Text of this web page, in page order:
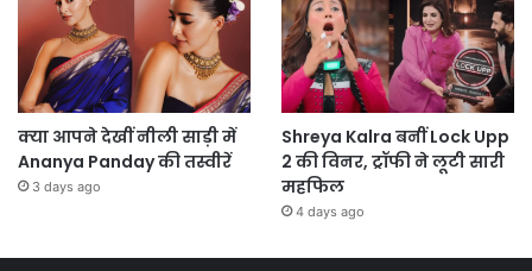
क्या आपने देखीं नीली साड़ी में
Ananya Panday की तस्वीरें
3 days ago
Shreya Kalra बनीं Lock Upp
2 की विनर, ट्रॉफी ने लूटी सारी
महफिल
4 days ago